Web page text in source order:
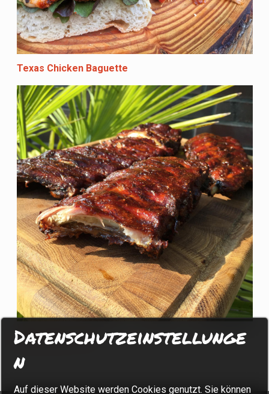
Texas Chicken Baguette
Spare Ribs 5-0-0
Datenschutzeinstellunge
n
Auf dieser Website werden Cookies genutzt. Sie können